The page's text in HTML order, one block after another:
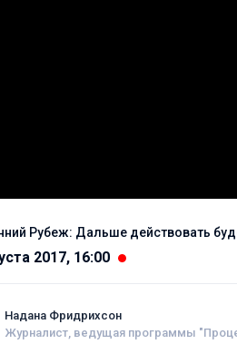
Рубеж: Дальше действовать
2017, 16:00
Надана Фридрихсон
Журналист, ведущая программы